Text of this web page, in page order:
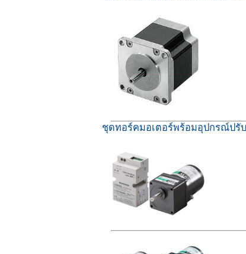
ชุดทอร์คมอเตอร์พร้อมอุปกรณ์ปรับ